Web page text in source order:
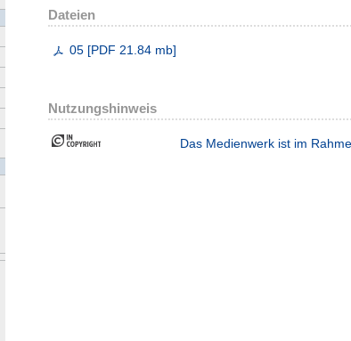
Dateien
05 [PDF 21.84 mb]
Nutzungshinweis
Das Medienwerk ist im